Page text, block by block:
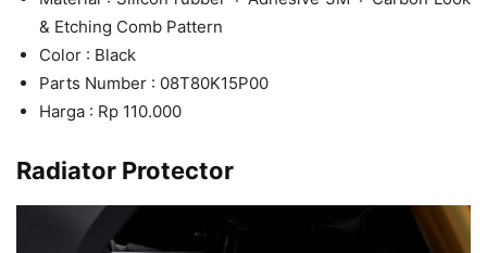
& Etching Comb Pattern
Color : Black
Parts Number : 08T80K15P00
Harga : Rp 110.000
Radiator Protector